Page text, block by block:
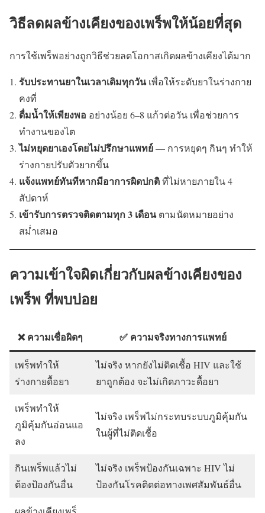
วิธีลดผลข้างเคียงของเพร็พให้น้อยที่สุด
การใช้เพร็พอย่างถูกวิธีช่วยลดโอกาสเกิดผลข้างเคียงได้มาก
รับประทานยาในเวลาเดิมทุกวันเพื่อให้ระดับยาในร่างกาย
คงที่
ดื่มน้ำให้เพียงพอ อย่างน้อย 6–8 แก้วต่อวัน เพื่อช่วยการ
ทำงานของไต
ไม่หยุดยาเองโดยไม่ปรึกษาแพทย์— การหยุดๆ กินๆ ทำให้
ร่างกายปรับตัวยากขึ้น
แจ้งแพทย์ทันทีหากมีอาการผิดปกติที่ไม่หายภายใน 4
สัปดาห์
เข้ารับการตรวจติดตามทุก 3 เดือนตามนัดหมายอย่าง
สม่ำเสมอ
ความเข้าใจผิดเกี่ยวกับผลข้างเคียงของ
เพร็พ ที่พบบ่อย
❌ ความเชื่อผิดๆ ✅ ความจริงทางการแพทย์
เพร็พทำให้
ร่างกายดื้อยา
ไม่จริง หากยังไม่ติดเชื้อ HIV และใช้
ยาถูกต้อง จะไม่เกิดภาวะดื้อยา
เพร็พทำให้
ภูมิคุ้มกันอ่อนแอ
ลง
ไม่จริง เพร็พไม่กระทบระบบภูมิคุ้มกัน
ในผู้ที่ไม่ติดเชื้อ
กินเพร็พแล้วไม่
ต้องป้องกันอื่น
ไม่จริง เพร็พป้องกันเฉพาะ HIV ไม่
ป้องกันโรคติดต่อทางเพศสัมพันธ์อื่น